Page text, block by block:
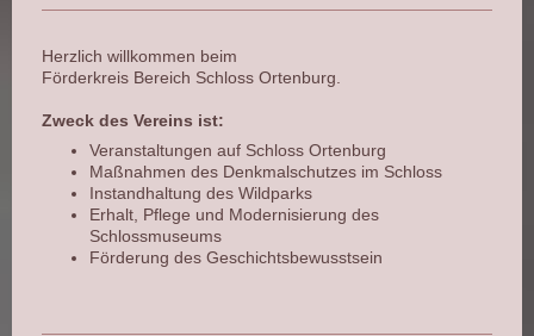
Herzlich willkommen beim
Förderkreis Bereich Schloss Ortenburg.
Zweck des Vereins ist:
Veranstaltungen auf Schloss Ortenburg
Maßnahmen des Denkmalschutzes im Schloss
Instandhaltung des Wildparks
Erhalt, Pflege und Modernisierung des
Schlossmuseums
Förderung des Geschichtsbewusstsein